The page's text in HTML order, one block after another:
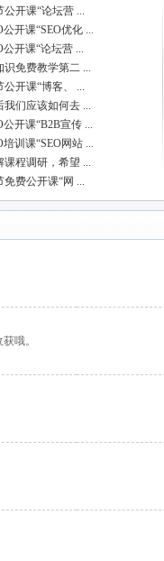
开课“论坛营 ...
开课“SEO优化 ...
开课“论坛营 ...
识免费教学第二 ...
开课“博客、 ...
们应该如何去 ...
开课“B2B宣传 ...
训课“SEO网站 ...
程调研，希望 ...
费公开课“网 ...
哦。